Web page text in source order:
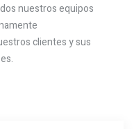
nuestros equipos
clientes y sus